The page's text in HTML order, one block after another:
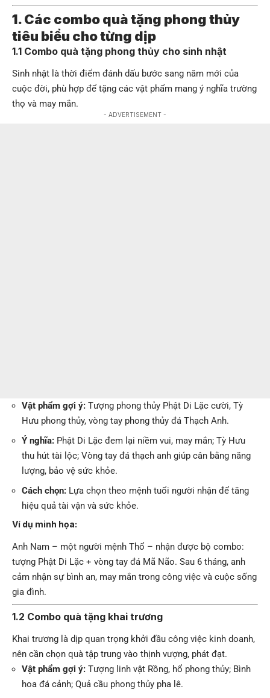
1. Các combo quà tặng phong thủy
tiêu biểu cho từng dịp
1.1 Combo quà tặng phong thủy cho sinh nhật
Sinh nhật là thời điểm đánh dấu bước sang năm mới của
cuộc đời, phù hợp để tặng các vật phẩm mang ý nghĩa trường
thọ và may mắn.
- ADVERTISEMENT -
Vật phẩm gợi ý: Tượng phong thủy Phật Di Lặc cười, Tỳ
Hưu phong thủy, vòng tay phong thủy đá Thạch Anh.
Ý nghĩa: Phật Di Lặc đem lại niềm vui, may mắn; Tỳ Hưu
thu hút tài lộc; Vòng tay đá thạch anh giúp cân bằng năng
lượng, bảo vệ sức khỏe.
Cách chọn: Lựa chọn theo mệnh tuổi người nhận để tăng
hiệu quả tài vận và sức khỏe.
Ví dụ minh họa:
Anh Nam – một người mệnh Thổ – nhận được bộ combo:
tượng Phật Di Lặc + vòng tay đá Mã Não. Sau 6 tháng, anh
cảm nhận sự bình an, may mắn trong công việc và cuộc sống
gia đình.
1.2 Combo quà tặng khai trương
Khai trương là dịp quan trọng khởi đầu công việc kinh doanh,
nên cần chọn quà tập trung vào thịnh vượng, phát đạt.
Vật phẩm gợi ý: Tượng linh vật Rồng, hổ phong thủy; Bình
hoa đá cảnh; Quả cầu phong thủy pha lê.